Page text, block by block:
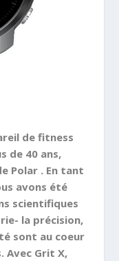
de fitness
de 40 ans,
Polar . En tant
avons été
scientifiques
la précision,
sont au coeur
Avec Grit X,